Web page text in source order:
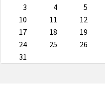
3
4 5
10
11 12
17
18 19
24
25 26
31